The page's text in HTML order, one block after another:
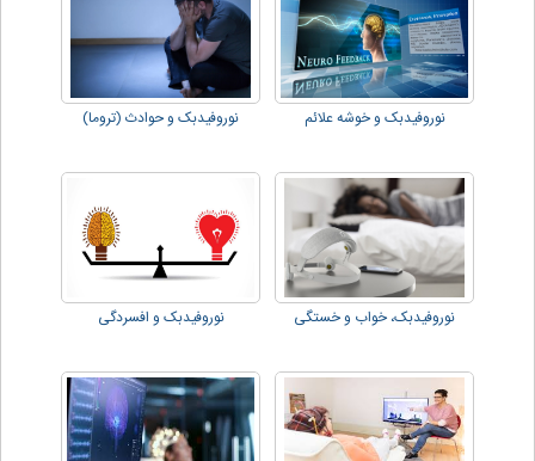
نوروفیدبک و خوشه علائم نوروفیدبک و حوادث (تروما)
نوروفیدبک، خواب و خستگی نوروفیدبک و افسردگی